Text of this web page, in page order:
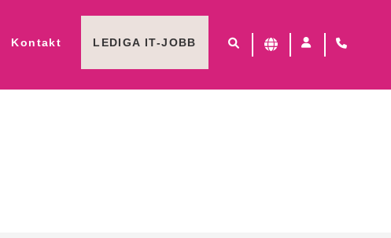
Kontakt LEDIGA IT-JOBB